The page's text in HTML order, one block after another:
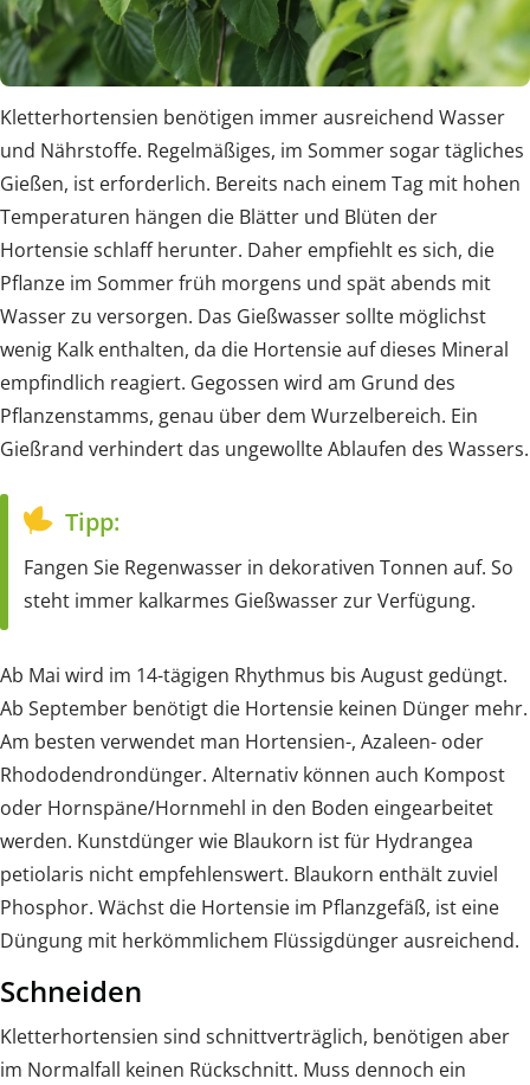
Kletterhortensien benötigen immer ausreichend Wasser
und Nährstoffe. Regelmäßiges, im Sommer sogar tägliches
Gießen, ist erforderlich. Bereits nach einem Tag mit hohen
Temperaturen hängen die Blätter und Blüten der
Hortensie schlaff herunter. Daher empfiehlt es sich, die
Pflanze im Sommer früh morgens und spät abends mit
Wasser zu versorgen. Das Gießwasser sollte möglichst
wenig Kalk enthalten, da die Hortensie auf dieses Mineral
empfindlich reagiert. Gegossen wird am Grund des
Pflanzenstamms, genau über dem Wurzelbereich. Ein
Gießrand verhindert das ungewollte Ablaufen des Wassers.
Tipp:
Fangen Sie Regenwasser in dekorativen Tonnen auf. So
steht immer kalkarmes Gießwasser zur Verfügung.
Ab Mai wird im 14-tägigen Rhythmus bis August gedüngt.
Ab September benötigt die Hortensie keinen Dünger mehr.
Am besten verwendet man Hortensien-, Azaleen- oder
Rhododendrondünger. Alternativ können auch Kompost
oder Hornspäne/Hornmehl in den Boden eingearbeitet
werden. Kunstdünger wie Blaukorn ist für Hydrangea
petiolaris nicht empfehlenswert. Blaukorn enthält zuviel
Phosphor. Wächst die Hortensie im Pflanzgefäß, ist eine
Düngung mit herkömmlichem Flüssigdünger ausreichend.
Schneiden
Kletterhortensien sind schnittverträglich, benötigen aber
im Normalfall keinen Rückschnitt. Muss dennoch ein